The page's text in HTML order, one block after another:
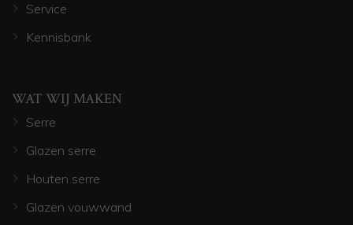
Service
Kennisbank
WAT WIJ MAKEN
Serre
Glazen serre
Houten serre
Glazen vouwwand